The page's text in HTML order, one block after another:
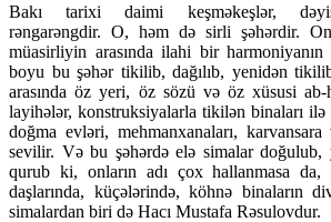
Bakı tarixi daimi keşməkeşlər,
rəngarəngdir. O, həm də sirli şəhərdir.
müasirliyin arasında ilahi bir harmoniyanın
boyu bu şəhər tikilib, dağılıb, yenidən
arasında öz yeri, öz sözü və öz xüsusi ab-
layihələr, konstruksiyalarla tikilən binaları ilə
doğma evləri, mehmanxanaları,
sevilir. Və bu şəhərdə elə simalar doğulub,
qurub ki, onların adı çox hallanmasa da,
daşlarında, küçələrində, köhnə binaların
simalardan biri də Hacı Mustafa Rəsulovdur.